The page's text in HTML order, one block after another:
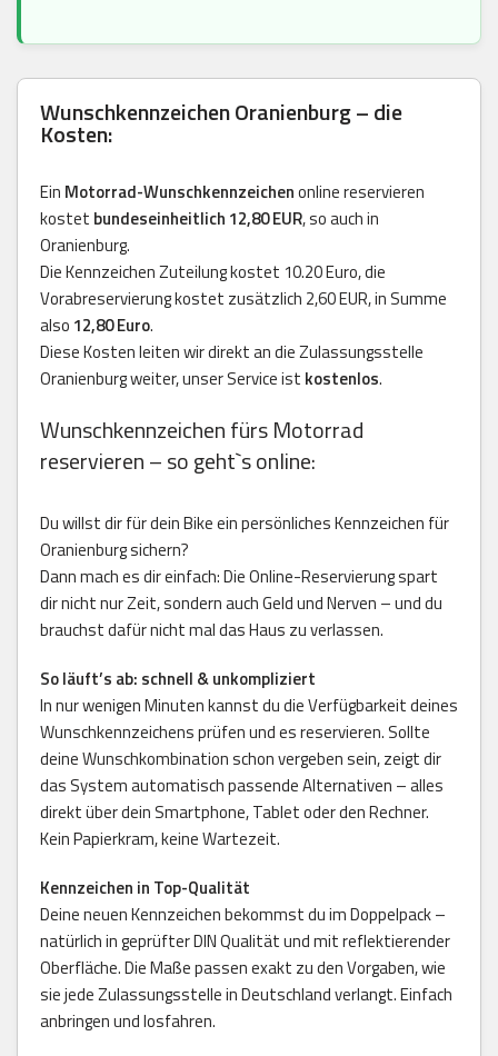
Wunschkennzeichen Oranienburg – die
Kosten:
Ein Motorrad-Wunschkennzeichenonline reservieren
kostet bundeseinheitlich 12,80 EUR, so auch in
Oranienburg.
Die Kennzeichen Zuteilung kostet 10.20 Euro, die
Vorabreservierung kostet zusätzlich 2,60 EUR, in Summe
also 12,80 Euro.
Diese Kosten leiten wir direkt an die Zulassungsstelle
Oranienburg weiter, unser Service ist kostenlos.
Wunschkennzeichen fürs Motorrad
reservieren – so geht`s online:
Du willst dir für dein Bike ein persönliches Kennzeichen für
Oranienburg sichern?
Dann mach es dir einfach: Die Online-Reservierung spart
dir nicht nur Zeit, sondern auch Geld und Nerven – und du
brauchst dafür nicht mal das Haus zu verlassen.
So läuft’s ab: schnell & unkompliziert
In nur wenigen Minuten kannst du die Verfügbarkeit deines
Wunschkennzeichens prüfen und es reservieren. Sollte
deine Wunschkombination schon vergeben sein, zeigt dir
das System automatisch passende Alternativen – alles
direkt über dein Smartphone, Tablet oder den Rechner.
Kein Papierkram, keine Wartezeit.
Kennzeichen in Top-Qualität
Deine neuen Kennzeichen bekommst du im Doppelpack –
natürlich in geprüfter DIN Qualität und mit reflektierender
Oberfläche. Die Maße passen exakt zu den Vorgaben, wie
sie jede Zulassungsstelle in Deutschland verlangt. Einfach
anbringen und losfahren.